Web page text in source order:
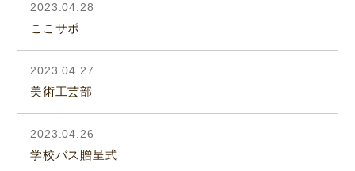
2023.04.28
ここサポ
2023.04.27
美術工芸部
2023.04.26
学校バス贈呈式